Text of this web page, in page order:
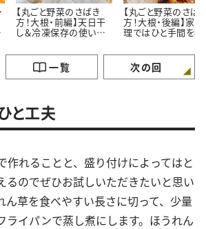
【丸ごと野菜のさばき
方！大根・前編】天日干
し＆冷凍保存の使い切
んのお手軽レシピ
【丸ごと野菜のさば
方！大根・後編】家
理ではひと手間を
子さんのお手軽レシ
一覧 次の回
と工夫
作れることと、盛り付けによってはと
るのでぜひお試しいただきたいと思い
ん草を食べやすい長さに切って、少量
ライパンで蒸し煮にします。ほうれん